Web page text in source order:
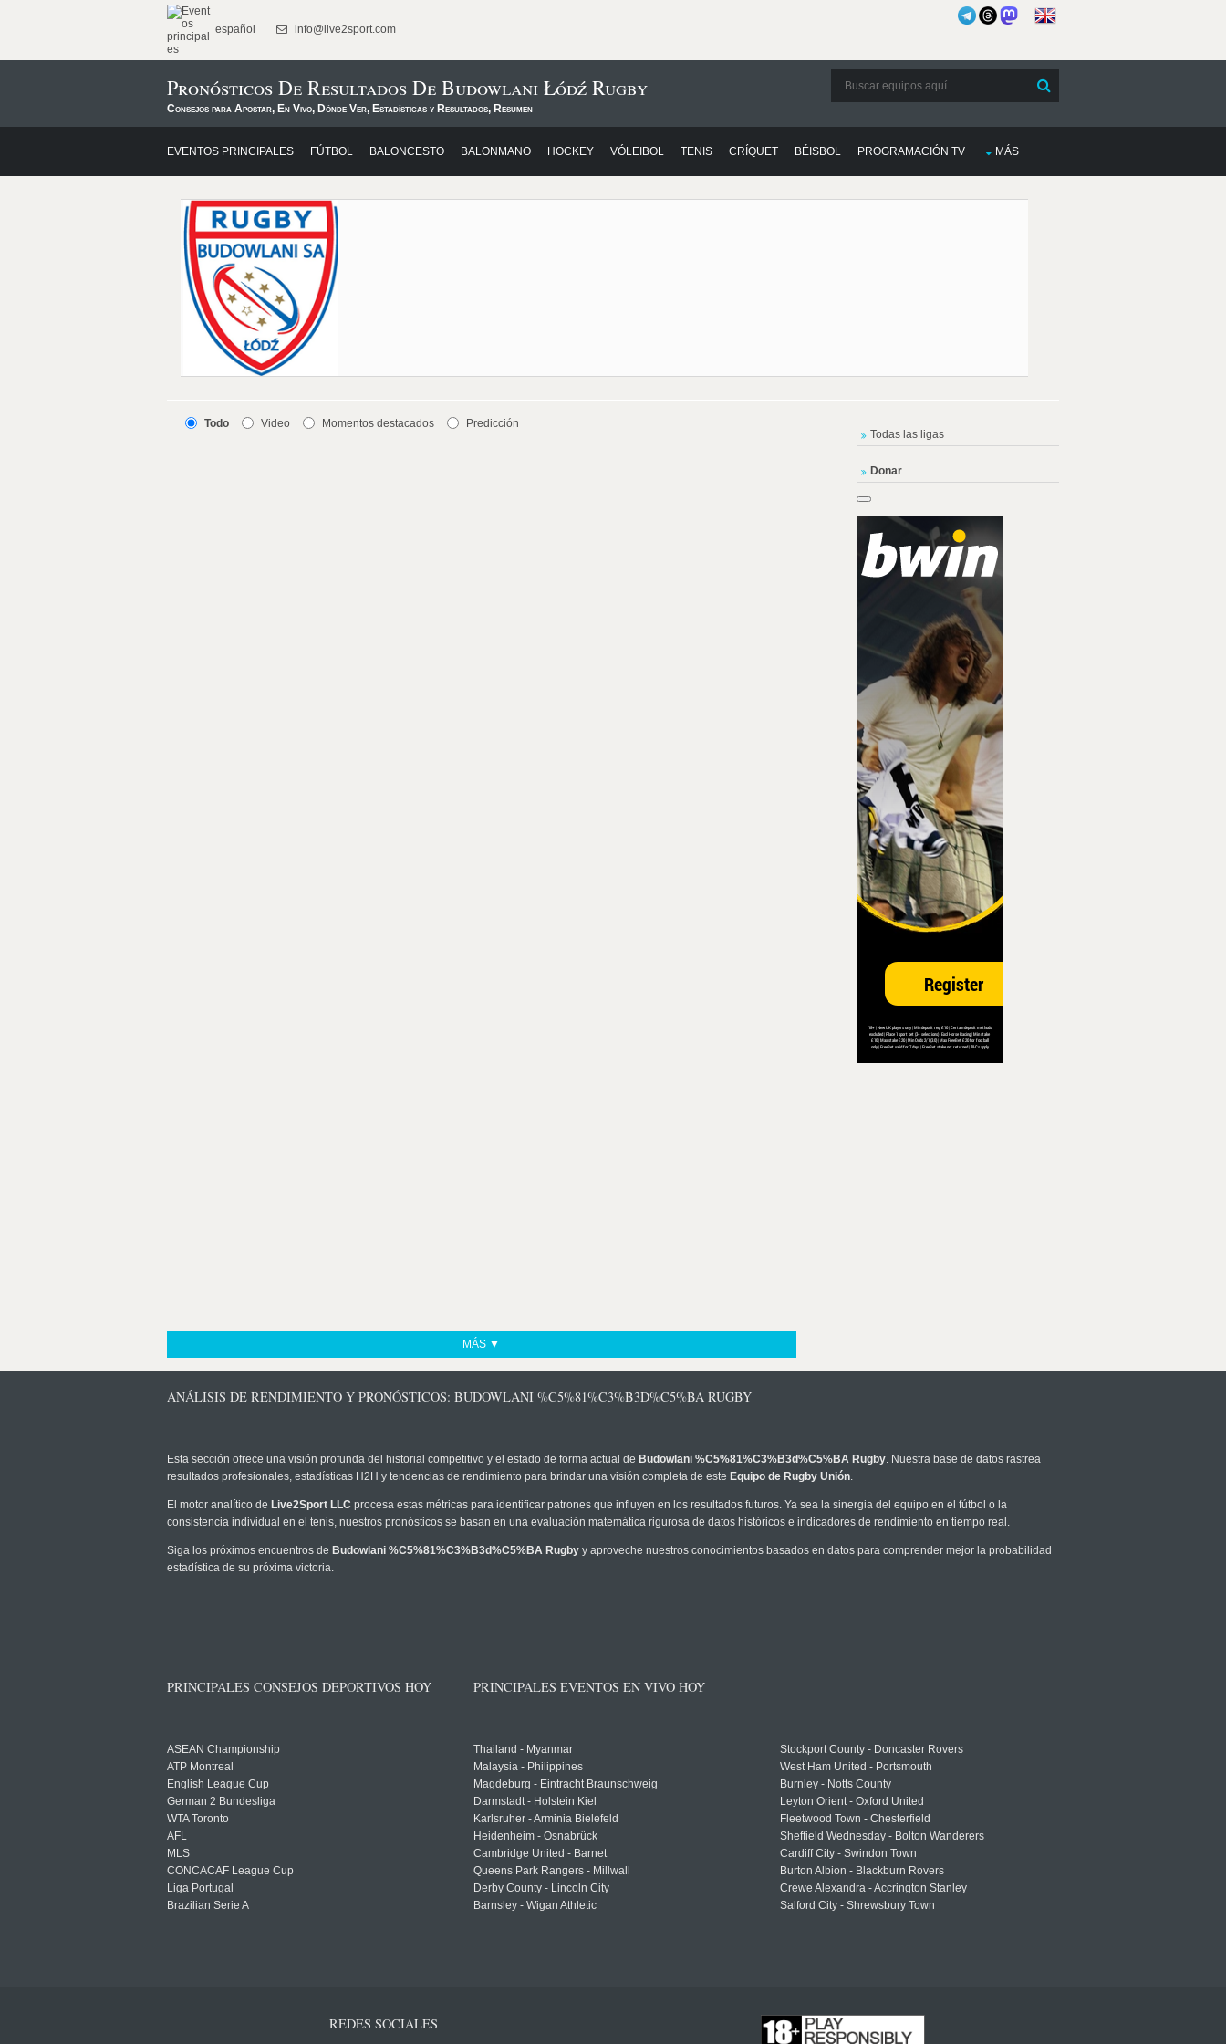
español info@live2sport.com
Pronósticos De Resultados De Budowlani Łódź Rugby
Consejos para Apostar, En Vivo, Dónde Ver, Estadísticas y Resultados, Resumen
EVENTOS PRINCIPALES FÚTBOL BALONCESTO BALONMANO HOCKEY VÓLEIBOL TENIS CRÍQUET BÉISBOL PROGRAMACIÓN TV MÁS
Todo Video Momentos destacados Predicción
MÁS ▼
Todas las ligas
Donar
ANÁLISIS DE RENDIMIENTO Y PRONÓSTICOS: BUDOWLANI %C5%81%C3%B3D%C5%BA RUGBY
Esta sección ofrece una visión profunda del historial competitivo y el estado de forma actual de Budowlani %C5%81%C3%B3d%C5%BA Rugby. Nuestra base de datos rastrea
resultados profesionales, estadísticas H2H y tendencias de rendimiento para brindar una visión completa de este Equipo de Rugby Unión.
El motor analítico de Live2Sport LLC procesa estas métricas para identificar patrones que influyen en los resultados futuros. Ya sea la sinergia del equipo en el fútbol o la
consistencia individual en el tenis, nuestros pronósticos se basan en una evaluación matemática rigurosa de datos históricos e indicadores de rendimiento en tiempo real.
Siga los próximos encuentros de Budowlani %C5%81%C3%B3d%C5%BA Rugby y aproveche nuestros conocimientos basados en datos para comprender mejor la probabilidad
estadística de su próxima victoria.
PRINCIPALES CONSEJOS DEPORTIVOS HOY
ASEAN Championship
ATP Montreal
English League Cup
German 2 Bundesliga
WTA Toronto
AFL
MLS
CONCACAF League Cup
Liga Portugal
Brazilian Serie A
PRINCIPALES EVENTOS EN VIVO HOY
Thailand - Myanmar
Malaysia - Philippines
Magdeburg - Eintracht Braunschweig
Darmstadt - Holstein Kiel
Karlsruher - Arminia Bielefeld
Heidenheim - Osnabrück
Cambridge United - Barnet
Queens Park Rangers - Millwall
Derby County - Lincoln City
Barnsley - Wigan Athletic
Stockport County - Doncaster Rovers
West Ham United - Portsmouth
Burnley - Notts County
Leyton Orient - Oxford United
Fleetwood Town - Chesterfield
Sheffield Wednesday - Bolton Wanderers
Cardiff City - Swindon Town
Burton Albion - Blackburn Rovers
Crewe Alexandra - Accrington Stanley
Salford City - Shrewsbury Town
REDES SOCIALES